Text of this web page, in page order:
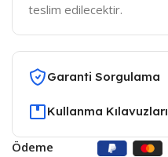
teslim edilecektir.
Garanti Sorgulama
Kullanma Kılavuzları
Ödeme